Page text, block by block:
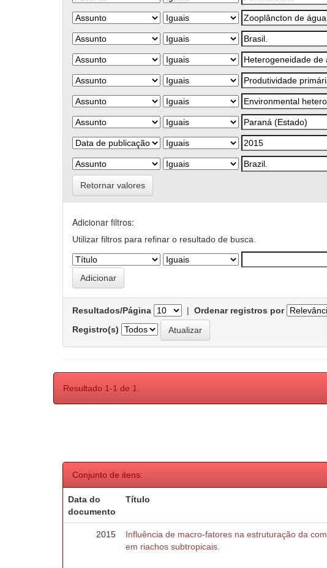
Retornar valores
Adicionar filtros:
Utilizar filtros para refinar o resultado de busca.
Resultados/Página | Ordenar registros por
Registro(s)
Resultado 1-1 de 1.
Conjunto de itens:
Data do
documento
Título
2015
Influência de macro-fatores na estruturação da
em riachos subtropicais.